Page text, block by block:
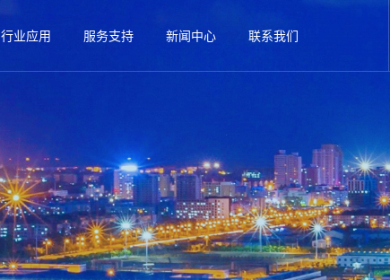
行业应用 服务支持 新闻中心 联系我们